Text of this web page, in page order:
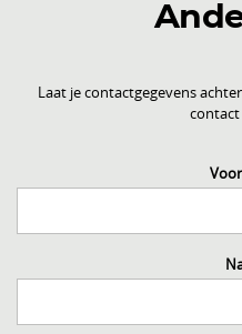
Laat je contactgegevens